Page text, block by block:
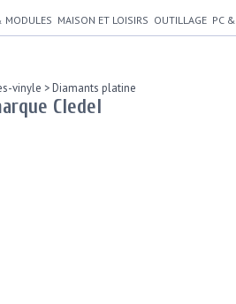
MODULES MAISON ET LOISIRS OUTILLAGE PC
vinyle >Diamants platine
Cledel